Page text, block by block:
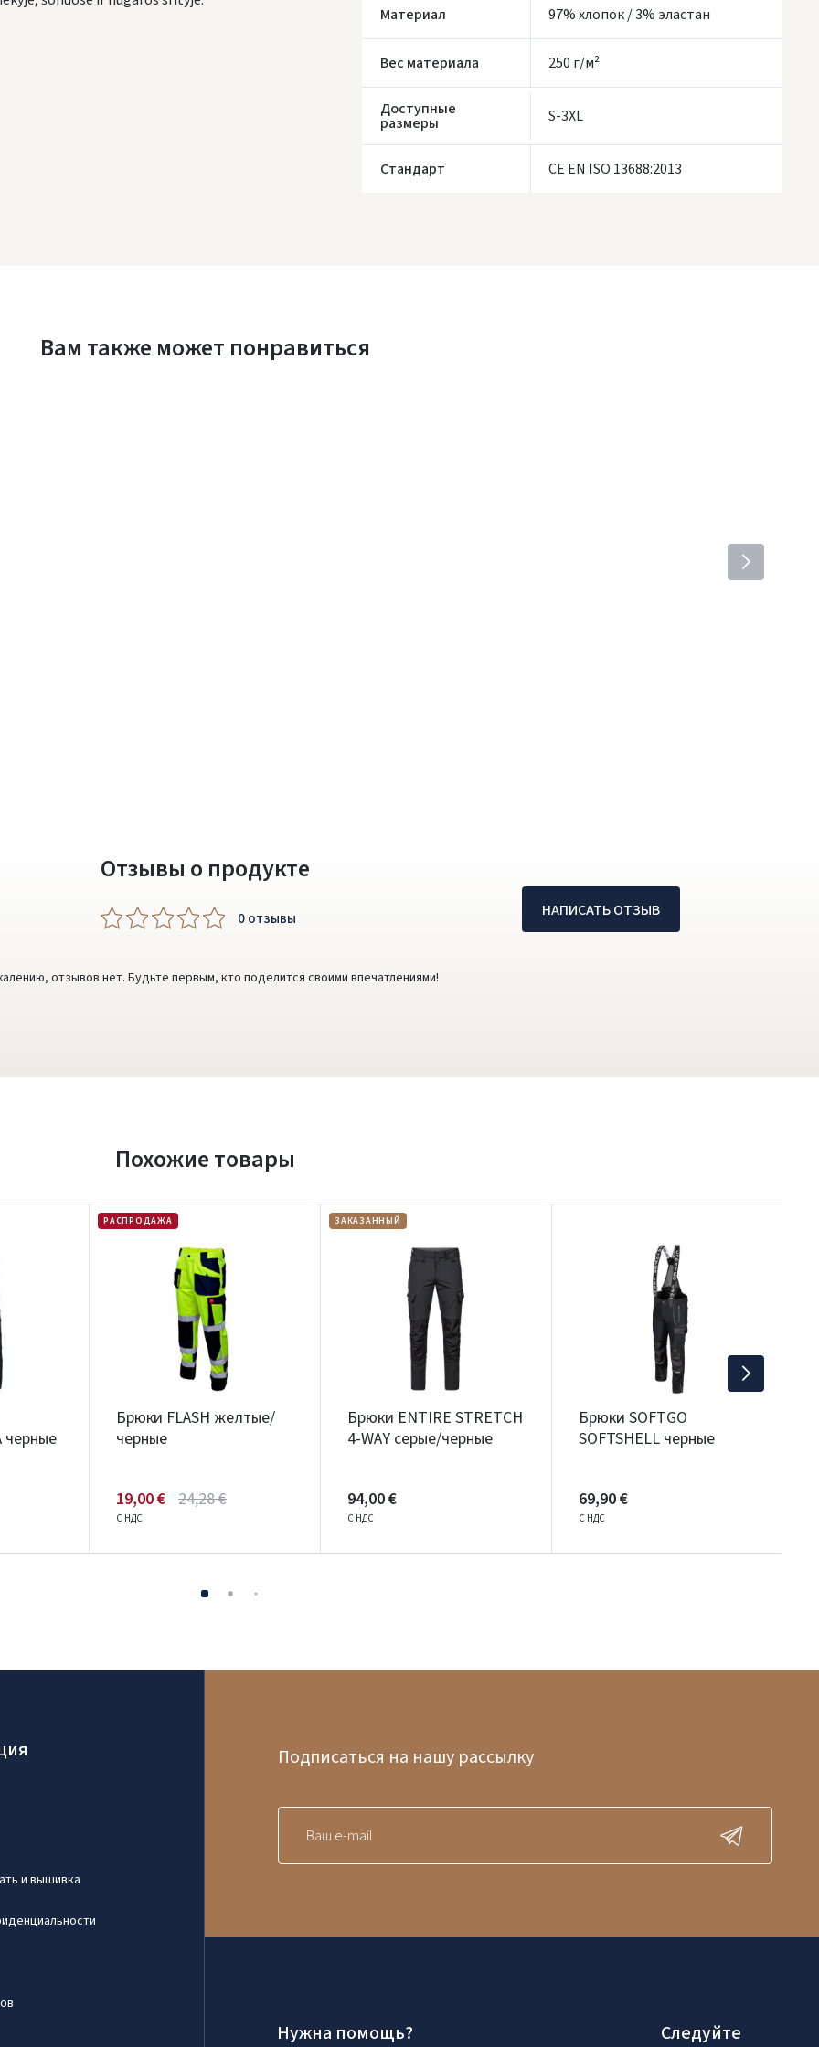
80 € БЕСПЛАТНАЯ ДОСТАВКА!
НЕДОСТАТОК БЕСПЛАТНОЙ ДОСТАВКИ:80 €
* Сроки доставки являются ориентировочными и могут зависеть от
доступности курьерской службы.
Материал 97% хлопок / 3% эластан
Вес материала 250 г/м²
Доступные
размеры S-3XL
Стандарт CE EN ISO 13688:2013
Вам также может понравиться
Отзывы о продукте
0 oтзывы НАПИСАТЬ ОТЗЫВ
отзывов нет. Будьте первым, кто поделится своими впечатлениями!
Похожие товары
черные
РАСПРОДАЖА
Брюки FLASH желтые/
черные
19,00 € 24,28 €
С НДС
ЗАКАЗАННЫЙ
Брюки ENTIRE STRETCH
4-WAY серые/черные
94,00 €
С НДС
Брюки SOFTGO
SOFTSHELL черные
69,90 €
С НДС
и вышивка
Подписаться на нашу рассылку
Нужна помощь? Следуйте